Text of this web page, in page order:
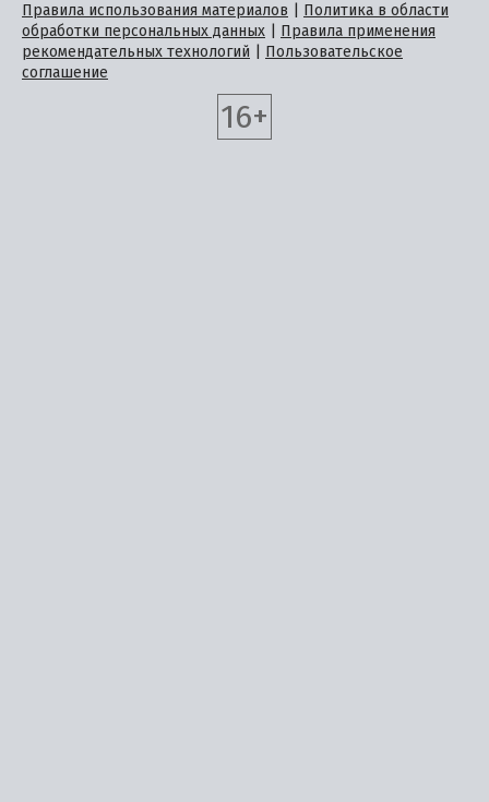
Правила использования материалов
Политика в области
обработки персональных данных
Правила применения
рекомендательных технологий
Пользовательское
соглашение
16+